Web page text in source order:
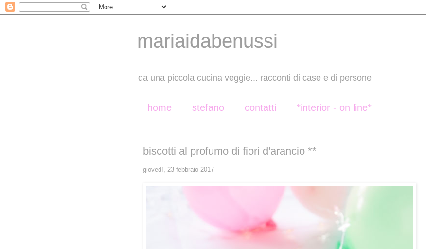
mariaidabenussi
da una piccola cucina veggie... racconti di case e di persone
home stefano contatti *interior - on line*
biscotti al profumo di fiori d'arancio **
giovedì, 23 febbraio 2017